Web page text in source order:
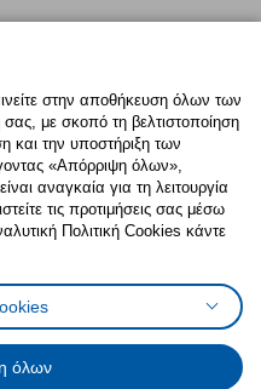
Twitter
προσβασιμότητας
Όροι Χρήσης
Δεδομένων
για ΙΚΕΑ.gr
στην αποθήκευση όλων των
με σκοπό τη βελτιστοποίηση
και την υποστήριξη των
«Απόρριψη όλων»,
αναγκαία για τη λειτουργία
τις προτιμήσεις σας μέσω
Πολιτική Cookies κάντε
όλων